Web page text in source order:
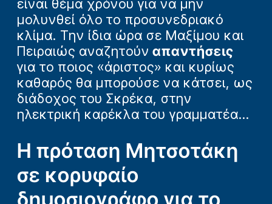
είναι θέμα χρόνου για να μην
μολυνθεί όλο το προσυνεδριακό
κλίμα. Την ίδια ώρα σε Μαξίμου και
Πειραιώς αναζητούν απαντήσεις
για το ποιος «άριστος» και κυρίως
καθαρός θα μπορούσε να κάτσει, ως
διάδοχος του Σκρέκα, στην
ηλεκτρική καρέκλα του γραμματέα...
Η πρόταση Μητσοτάκη
σε κορυφαίο